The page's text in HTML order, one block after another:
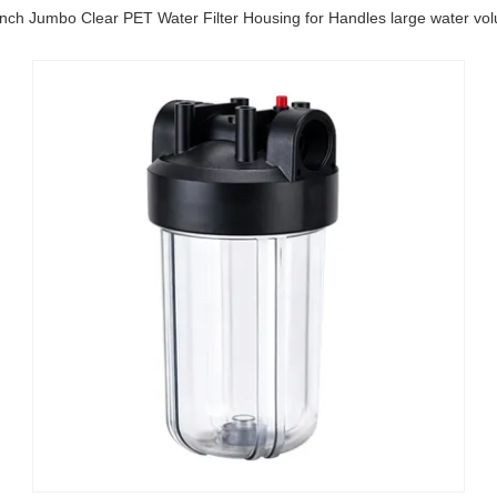
Jumbo Clear PET Water Filter Housing for Handles large water